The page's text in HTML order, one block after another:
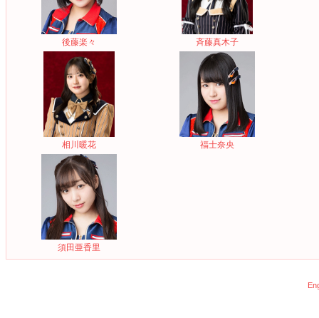
後藤楽々 斉藤真木子
相川暖花 福士奈央
須田亜香里